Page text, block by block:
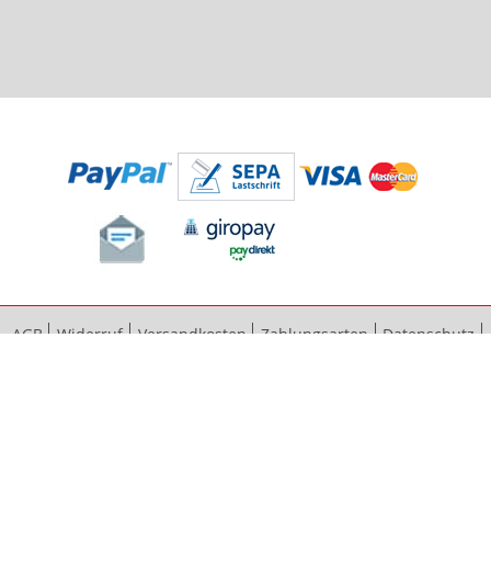
AGB Widerruf Versandkosten Zahlungsarten
Datenschutz